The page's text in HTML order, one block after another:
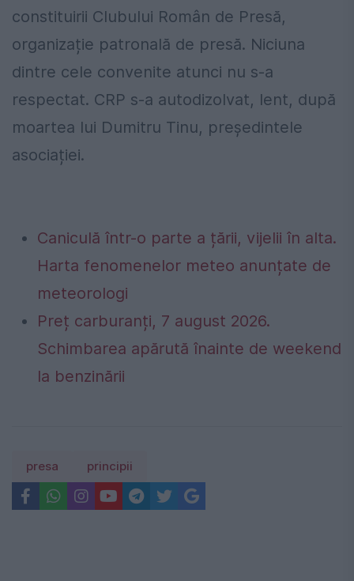
constituirii Clubului Român de Presă,
organizație patronală de presă. Niciuna
dintre cele convenite atunci nu s-a
respectat. CRP s-a autodizolvat, lent, după
moartea lui Dumitru Tinu, președintele
asociației.
Caniculă într-o parte a țării, vijelii în alta.
Harta fenomenelor meteo anunțate de
meteorologi
Preț carburanți, 7 august 2026.
Schimbarea apărută înainte de weekend
la benzinării
presa principii